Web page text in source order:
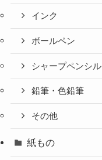
インク
ボールペン
シャープペンシル
鉛筆・色鉛筆
その他
紙もの